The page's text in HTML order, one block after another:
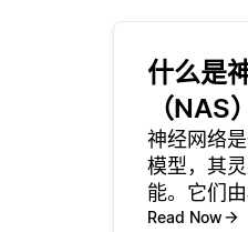
什么是
（NAS
神经网络
模型，其
能。它们
组成，这
Read Now